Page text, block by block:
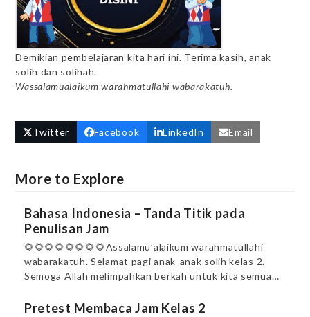
Demikian pembelajaran kita hari ini. Terima kasih, anak
solih dan solihah.
Wassalamualaikum warahmatullahi wabarakatuh.
Twitter Facebook LinkedIn Email
More to Explore
Bahasa Indonesia – Tanda Titik pada
Penulisan Jam
🌻🌻🌻🌻🌻🌻🌻🌻Assalamu’alaikum warahmatullahi
wabarakatuh. Selamat pagi anak-anak solih kelas 2.
Semoga Allah melimpahkan berkah untuk kita semua…
Pretest Membaca Jam Kelas 2